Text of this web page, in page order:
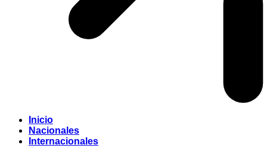
Inicio
Nacionales
Internacionales